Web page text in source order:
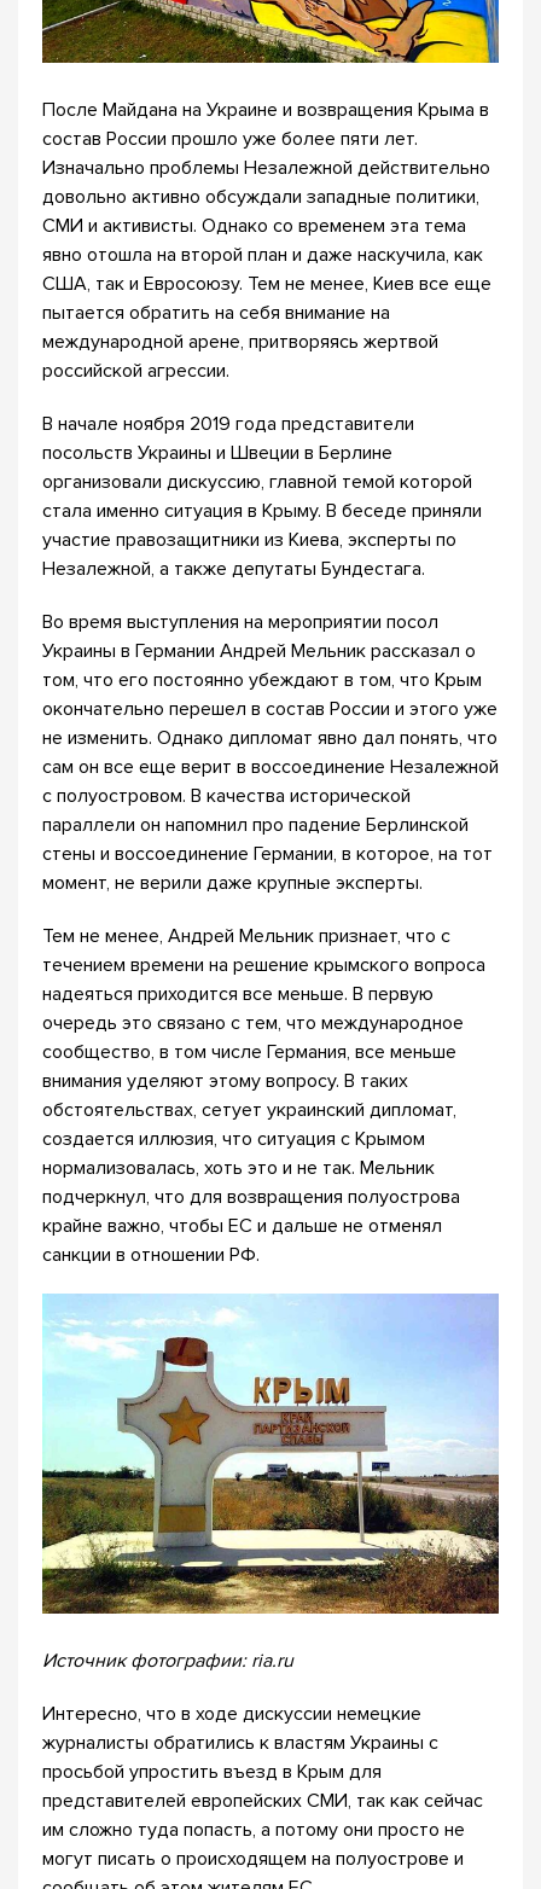
После Майдана на Украине и возвращения Крыма в
состав России прошло уже более пяти лет.
Изначально проблемы Незалежной действительно
довольно активно обсуждали западные политики,
СМИ и активисты. Однако со временем эта тема
явно отошла на второй план и даже наскучила, как
США, так и Евросоюзу. Тем не менее, Киев все еще
пытается обратить на себя внимание на
международной арене, притворяясь жертвой
российской агрессии.
В начале ноября 2019 года представители
посольств Украины и Швеции в Берлине
организовали дискуссию, главной темой которой
стала именно ситуация в Крыму. В беседе приняли
участие правозащитники из Киева, эксперты по
Незалежной, а также депутаты Бундестага.
Во время выступления на мероприятии посол
Украины в Германии Андрей Мельник рассказал о
том, что его постоянно убеждают в том, что Крым
окончательно перешел в состав России и этого уже
не изменить. Однако дипломат явно дал понять, что
сам он все еще верит в воссоединение Незалежной
с полуостровом. В качества исторической
параллели он напомнил про падение Берлинской
стены и воссоединение Германии, в которое, на тот
момент, не верили даже крупные эксперты.
Тем не менее, Андрей Мельник признает, что с
течением времени на решение крымского вопроса
надеяться приходится все меньше. В первую
очередь это связано с тем, что международное
сообщество, в том числе Германия, все меньше
внимания уделяют этому вопросу. В таких
обстоятельствах, сетует украинский дипломат,
создается иллюзия, что ситуация с Крымом
нормализовалась, хоть это и не так. Мельник
подчеркнул, что для возвращения полуострова
крайне важно, чтобы ЕС и дальше не отменял
санкции в отношении РФ.
Источник фотографии: ria.ru
Интересно, что в ходе дискуссии немецкие
журналисты обратились к властям Украины с
просьбой упростить въезд в Крым для
представителей европейских СМИ, так как сейчас
им сложно туда попасть, а потому они просто не
могут писать о происходящем на полуострове и